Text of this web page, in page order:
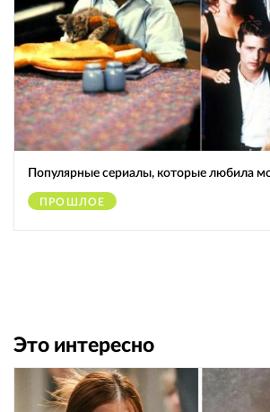
Популярные сериалы, которые любила
ПРОШЛОЕ
Это интересно